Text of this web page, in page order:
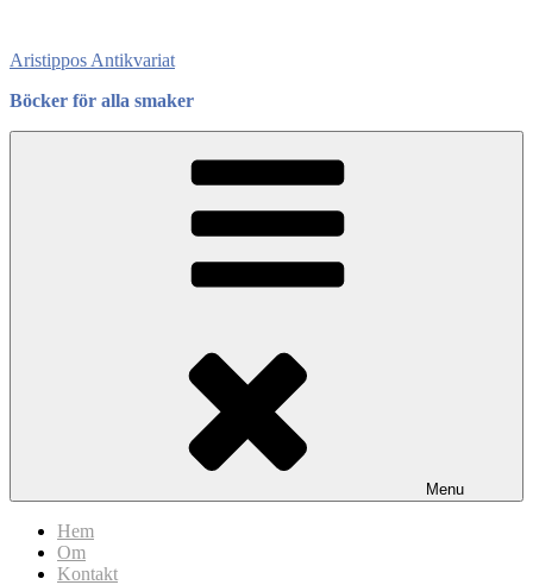
content
Aristippos Antikvariat
Böcker för alla smaker
Menu
Hem
Om
Kontakt